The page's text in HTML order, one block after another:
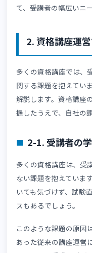
資格講座では「ど
るだけでなく、学
受講者は効率的に
また、近年は受講
所や時間を選ばず
した。例えば仕事
環境は、資格試験の
問題演習機能や受
て、受講者の幅広い